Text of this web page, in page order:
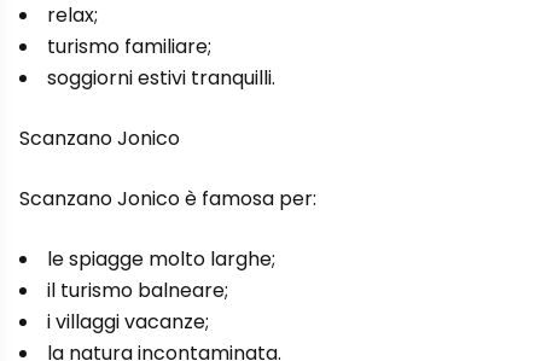
relax;
turismo familiare;
soggiorni estivi tranquilli.
Scanzano Jonico
Scanzano Jonico è famosa per:
le spiagge molto larghe;
il turismo balneare;
i villaggi vacanze;
la natura incontaminata.